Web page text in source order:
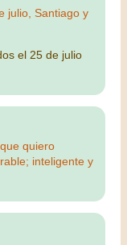
julio, Santiago y
el 25 de julio
quiero
inteligente y